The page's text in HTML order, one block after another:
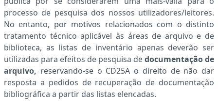
processo de pesquisa dos nossos utilizadores/leitores.
No entanto, por motivos relacionados com o distinto
tratamento técnico aplicável às áreas de arquivo e de
biblioteca, as listas de inventário apenas deverão ser
utilizadas para efeitos de pesquisa dedocumentação de
arquivo, reservando-se o CD25A o direito de não dar
resposta a pedidos de recuperação de documentação
bibliográfica a partir das listas elencadas.